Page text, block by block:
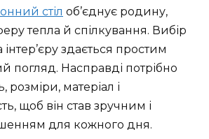
стіл об’єднує родину,
тепла й спілкування. Вибір
здається простим
Насправді потрібно
розміри, матеріал і
щоб він став зручним і
для кожного дня.